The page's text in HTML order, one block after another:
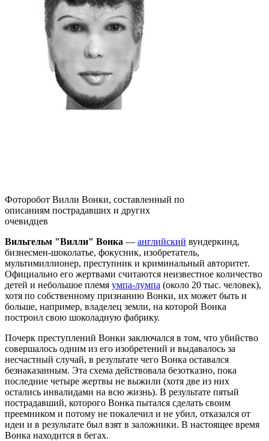
Фоторобот Вилли Вонки, составленный по
описаниям пострадавших и других
очевидцев
Вильгельм "Вилли" Вонка — английский вундеркинд,
бизнесмен-шоколатье, фокусник, изобретатель,
мультимиллионер, преступник и криминальный авторитет.
Официально его жертвами считаются неизвестное количество
детей и небольшое племя умпа-лумпа (около 20 тыс. человек),
хотя по собственному признанию Вонки, их может быть и
больше, например, владелец земли, на которой Вонка
построил свою шоколадную фабрику.
Почерк преступлений Вонки заключался в том, что убийство
совершалось одним из его изобретений и выдавалось за
несчастный случай, в результате чего Вонка оставался
безнаказанным. Эта схема действовала безотказно, пока
последние четыре жертвы не выжили (хотя две из них
остались инвалидами на всю жизнь). В результате пятый
пострадавший, которого Вонка пытался сделать своим
преемником и потому не покалечил и не убил, отказался от
идеи и в результате был взят в заложники. В настоящее время
Вонка находится в бегах.